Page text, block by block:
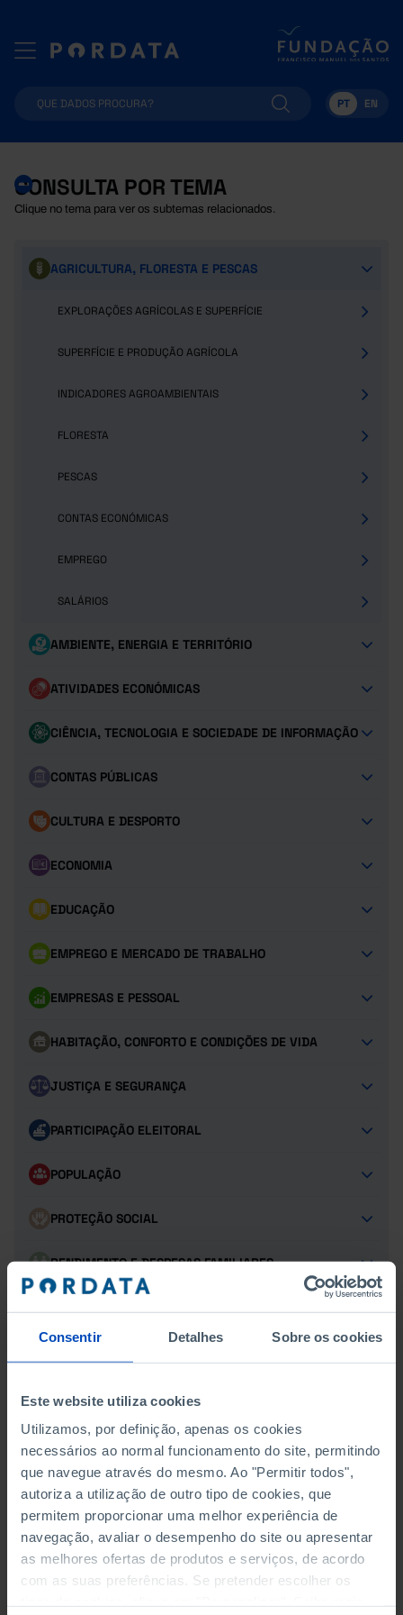
Consentir Detalhes Sobre os cookies
Este website utiliza cookies
Utilizamos, por definição, apenas os cookies
necessários ao normal funcionamento do site, permitindo
que navegue através do mesmo. Ao "Permitir todos",
autoriza a utilização de outro tipo de cookies, que
permitem proporcionar uma melhor experiência de
navegação, avaliar o desempenho do site ou apresentar
as melhores ofertas de produtos e serviços, de acordo
com as suas preferências. Se pretender escolher os
PT EN
CONSULTA POR TEMA
Clique no tema para ver os subtemas relacionados.
AGRICULTURA, FLORESTA E PESCAS
EXPLORAÇÕES AGRÍCOLAS E SUPERFÍCIE
SUPERFÍCIE E PRODUÇÃO AGRÍCOLA
INDICADORES AGROAMBIENTAIS
FLORESTA
PESCAS
CONTAS ECONÓMICAS
EMPREGO
SALÁRIOS
AMBIENTE, ENERGIA E TERRITÓRIO
ATIVIDADES ECONÓMICAS
CIÊNCIA, TECNOLOGIA E SOCIEDADE DE INFORMAÇÃO
CONTAS PÚBLICAS
CULTURA E DESPORTO
ECONOMIA
EDUCAÇÃO
EMPREGO E MERCADO DE TRABALHO
EMPRESAS E PESSOAL
HABITAÇÃO, CONFORTO E CONDIÇÕES DE VIDA
JUSTIÇA E SEGURANÇA
PARTICIPAÇÃO ELEITORAL
POPULAÇÃO
PROTEÇÃO SOCIAL
RENDIMENTO E DESPESAS FAMILIARES
TURISMO
EXPLORAÇÕES AGRÍCOLAS E
SUPERFÍCIE
EXPLORAÇÕES AGRÍCOLAS - DIMENSÃO MÉDIA
EXPLORAÇÕES AGRÍCOLAS - POR FORMA DE
EXPLORAÇÃO